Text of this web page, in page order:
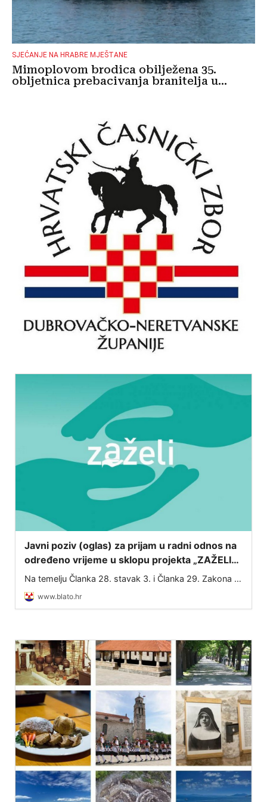
SJEĆANJE NA HRABRE MJEŠTANE
Mimoplovom brodica obilježena 35.
obljetnica prebacivanja branitelja u...
Javni poziv (oglas) za prijam u radni odnos na
određeno vrijeme u sklopu projekta „ZAŽELI–
nisi sam“
Na temelju Članka 28. stavak 3. i Članka 29. Zakona o
službenicima i namještenicima u lokalnoj i područnoj
(regionalnoj) samoupravi (NN 86/08, 61/11, 04/18,
www.blato.hr